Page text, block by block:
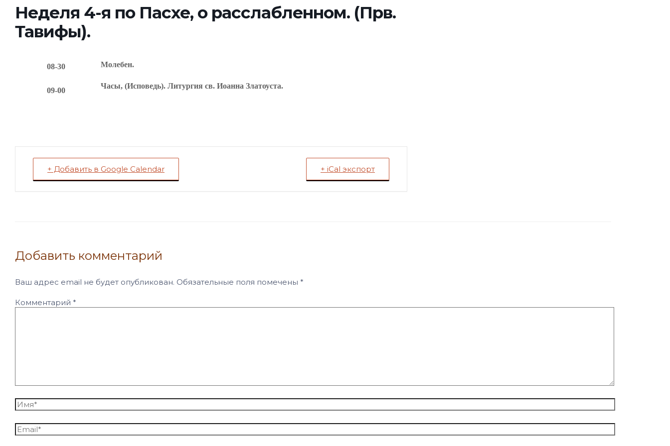
Неделя 4-я по Пасхе, о расслабленном. (Прв.
Тавифы).
08-30
09-00
Молебен.
Часы, (Исповедь). Литургия св. Иоанна Златоуста.
+ Добавить в Google Calendar + iCal экспорт
Добавить комментарий
Ваш адрес email не будет опубликован. Обязательные поля помечены *
Комментарий *
Имя*
Email*